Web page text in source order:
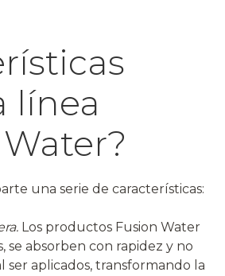
línea
una serie de características:
Los productos Fusion Water
se absorben con rapidez y no
ser aplicados, transformando la